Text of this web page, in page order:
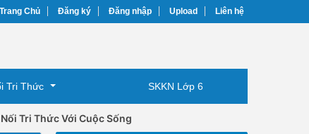
Trang Chủ Đăng ký Đăng nhập Upload Liên hệ
Tri Thức SKKN Lớp 6
Tri Thức Với Cuộc Sống